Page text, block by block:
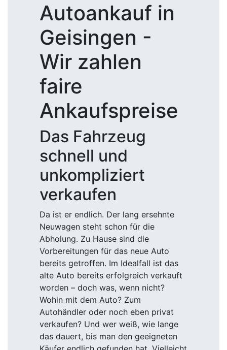
Autoankauf in
Geisingen -
Wir zahlen
faire
Ankaufspreise
Das Fahrzeug
schnell und
unkompliziert
verkaufen
Da ist er endlich. Der lang ersehnte
Neuwagen steht schon für die
Abholung. Zu Hause sind die
Vorbereitungen für das neue Auto
bereits getroffen. Im Idealfall ist das
alte Auto bereits erfolgreich verkauft
worden – doch was, wenn nicht?
Wohin mit dem Auto? Zum
Autohändler oder noch eben privat
verkaufen? Und wer weiß, wie lange
das dauert, bis man den geeigneten